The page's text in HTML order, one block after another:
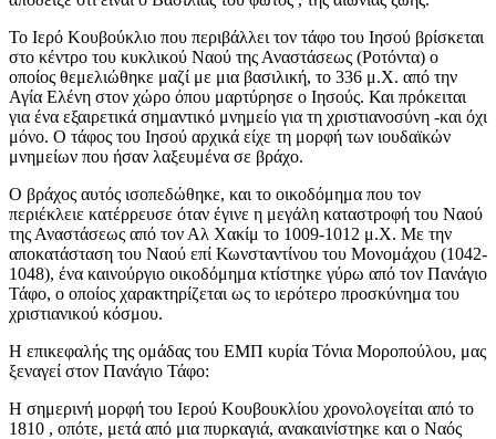
Το Ιερό Κουβούκλιο που περιβάλλει τον τάφο του Ιησού βρίσκεται
στο κέντρο του κυκλικού Ναού της Αναστάσεως (Ροτόντα) ο
οποίος θεμελιώθηκε μαζί με μια βασιλική, το 336 μ.Χ. από την
Αγία Ελένη στον χώρο όπου μαρτύρησε ο Ιησούς. Και πρόκειται
για ένα εξαιρετικά σημαντικό μνημείο για τη χριστιανοσύνη -και όχι
μόνο. Ο τάφος του Ιησού αρχικά είχε τη μορφή των ιουδαϊκών
μνημείων που ήσαν λαξευμένα σε βράχο.
Ο βράχος αυτός ισοπεδώθηκε, και το οικοδόμημα που τον
περιέκλειε κατέρρευσε όταν έγινε η μεγάλη καταστροφή του Ναού
της Αναστάσεως από τον Αλ Χακίμ το 1009-1012 μ.Χ. Με την
αποκατάσταση του Ναού επί Κωνσταντίνου του Μονομάχου (1042-
1048), ένα καινούργιο οικοδόμημα κτίστηκε γύρω από τον Πανάγιο
Τάφο, ο οποίος χαρακτηρίζεται ως το ιερότερο προσκύνημα του
χριστιανικού κόσμου.
Η επικεφαλής της ομάδας του ΕΜΠ κυρία Τόνια Μοροπούλου, μας
ξεναγεί στον Πανάγιο Τάφο:
Η σημερινή μορφή του Ιερού Κουβουκλίου χρονολογείται από το
1810 , οπότε, μετά από μια πυρκαγιά, ανακαινίστηκε και ο Ναός